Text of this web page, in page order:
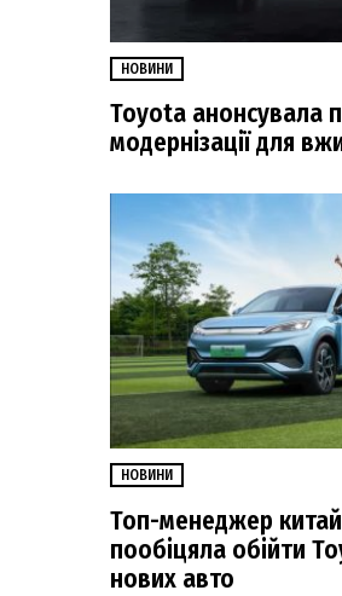
НОВИНИ
Toyota анонсувала
модернізації для
НОВИНИ
Топ-менеджер
пообіцяла обійти
нових авто